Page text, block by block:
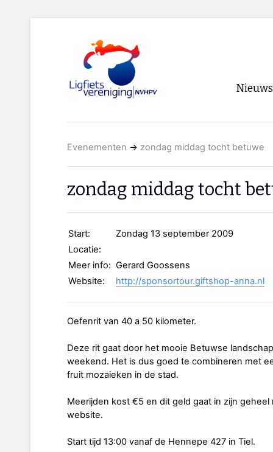
Nieuws
RSS
Evenementen → zondag middag tocht betuwe
zondag middag tocht
Start:
Zondag 13 september 2009
Locatie:
Meer info: Gerard Goossens
Website:
http://sponsortour.giftshop-anna.nl
Oefenrit van 40 a 50 kilometer.
Deze rit gaat door het mooie Betuwse
weekend. Het is dus goed te combineren met
fruit mozaieken in de stad.
Meerijden kost €5 en dit geld gaat in zijn
website.
Start tijd 13:00 vanaf de Hennepe 427 in Tiel.